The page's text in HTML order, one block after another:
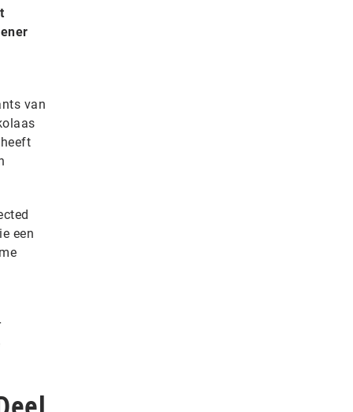
van
een